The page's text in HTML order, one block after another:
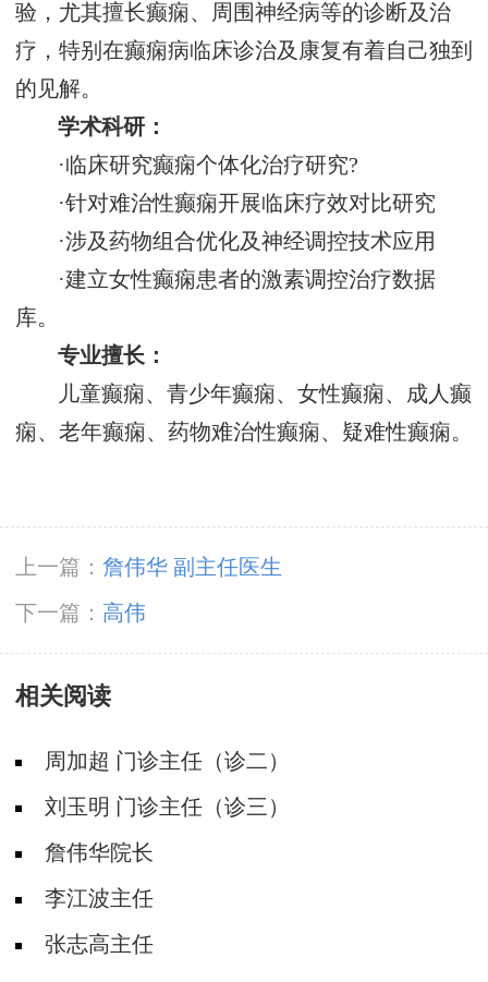
验，尤其擅长癫痫、周围神经病等的诊断及治
疗，特别在癫痫病临床诊治及康复有着自己独到
的见解。
学术科研：
·临床研究癫痫个体化治疗研究?
·针对难治性癫痫开展临床疗效对比研究
·涉及药物组合优化及神经调控技术应用
·建立女性癫痫患者的激素调控治疗数据
库。
专业擅长：
儿童癫痫、青少年癫痫、女性癫痫、成人癫
痫、老年癫痫、药物难治性癫痫、疑难性癫痫。
上一篇： 詹伟华 副主任医生
下一篇： 高伟
相关阅读
周加超 门诊主任（诊二）
刘玉明 门诊主任（诊三）
詹伟华院长
李江波主任
张志高主任